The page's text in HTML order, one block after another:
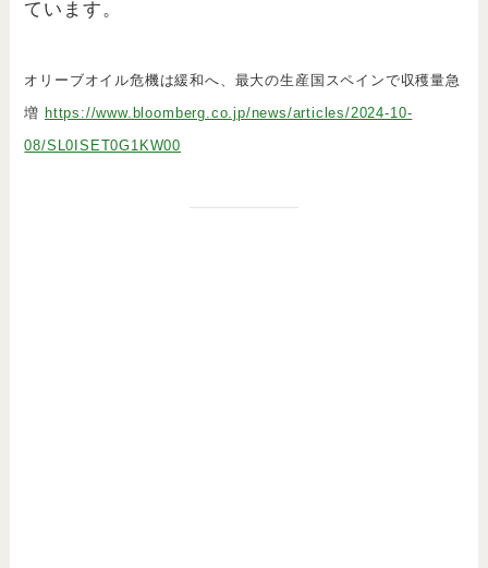
ています。
オリーブオイル危機は緩和へ、最大の生産国スペインで収穫量急
増 https://www.bloomberg.co.jp/news/articles/2024-10-
08/SL0ISET0G1KW00